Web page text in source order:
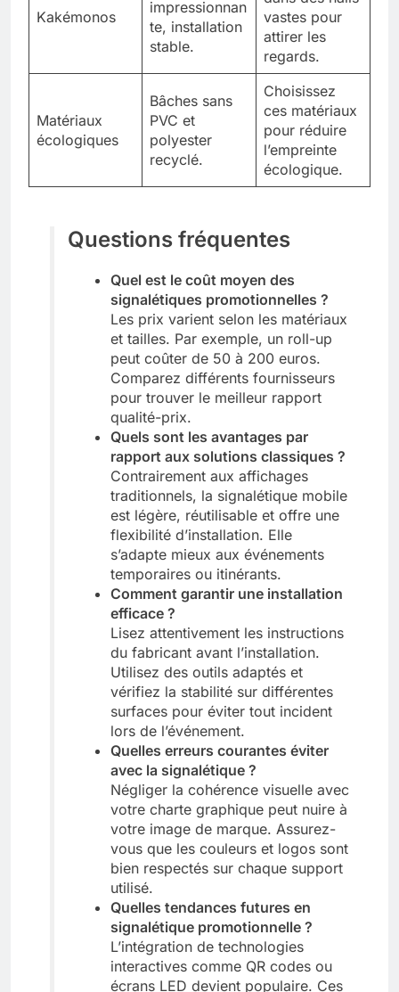
Kakémonos
impressionnan
te, installation
stable.
vastes pour
attirer les
regards.
Matériaux
écologiques
Bâches sans
PVC et
polyester
recyclé.
Choisissez
ces matériaux
pour réduire
l’empreinte
écologique.
Questions fréquentes
Quel est le coût moyen des
signalétiques promotionnelles ?
Les prix varient selon les matériaux
et tailles. Par exemple, un roll-up
peut coûter de 50 à 200 euros.
Comparez différents fournisseurs
pour trouver le meilleur rapport
qualité-prix.
Quels sont les avantages par
rapport aux solutions classiques ?
Contrairement aux affichages
traditionnels, la signalétique mobile
est légère, réutilisable et offre une
flexibilité d’installation. Elle
s’adapte mieux aux événements
temporaires ou itinérants.
Comment garantir une installation
efficace ?
Lisez attentivement les instructions
du fabricant avant l’installation.
Utilisez des outils adaptés et
vérifiez la stabilité sur différentes
surfaces pour éviter tout incident
lors de l’événement.
Quelles erreurs courantes éviter
avec la signalétique ?
Négliger la cohérence visuelle avec
votre charte graphique peut nuire à
votre image de marque. Assurez-
vous que les couleurs et logos sont
bien respectés sur chaque support
utilisé.
Quelles tendances futures en
signalétique promotionnelle ?
L’intégration de technologies
interactives comme QR codes ou
écrans LED devient populaire. Ces